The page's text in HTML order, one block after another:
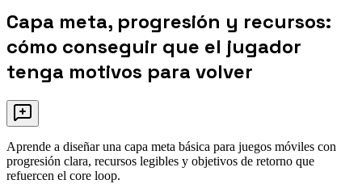
Capa meta, progresión y recursos:
cómo conseguir que el jugador
tenga motivos para volver
Aprende a diseñar una capa meta básica para juegos móviles con
progresión clara, recursos legibles y objetivos de retorno que
refuercen el core loop.